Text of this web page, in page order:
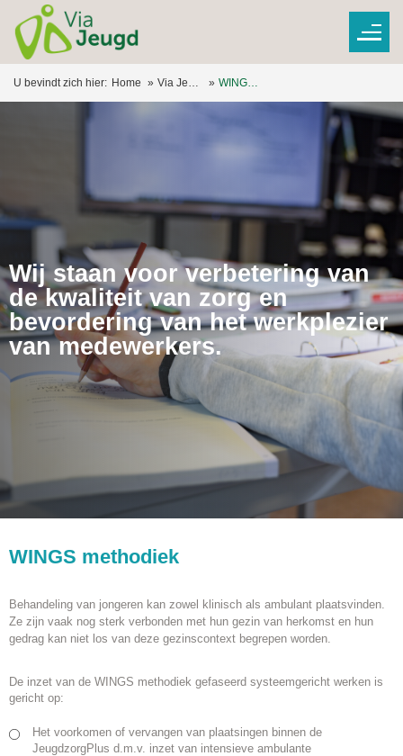
U bevindt zich hier: Home
Wij staan voor verbetering van
de kwaliteit van zorg en
bevordering van het werkplezier
van medewerkers.
WINGS methodiek
Behandeling van jongeren kan zowel klinisch als ambulant plaatsvinden.
Ze zijn vaak nog sterk verbonden met hun gezin van herkomst en hun
gedrag kan niet los van deze gezinscontext begrepen worden.
De inzet van de WINGS methodiek gefaseerd systeemgericht werken is
gericht op:
Het voorkomen of vervangen van plaatsingen binnen de
JeugdzorgPlus d.m.v. inzet van intensieve ambulante